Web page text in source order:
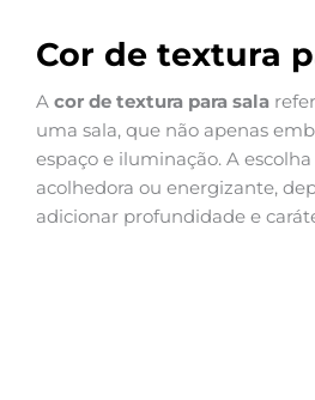
Cor de textura
A cor de textura para sala
uma sala, que não apenas
espaço e iluminação. A
acolhedora ou energizante,
adicionar profundidade e